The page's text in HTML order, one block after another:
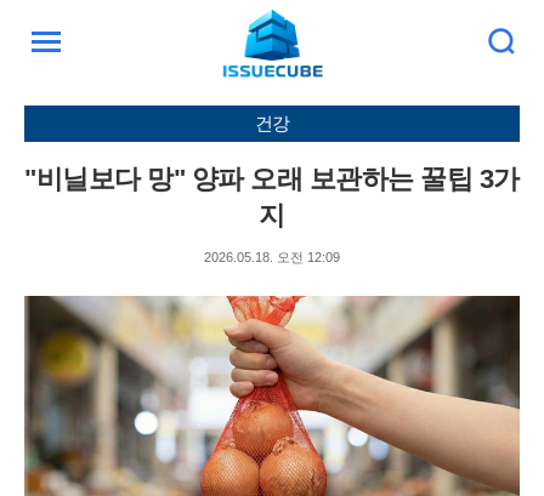
검
주
서
메
건강
"비닐보다 망" 양파 오래 보관하는 꿀팁 3가
지
2026.05.18. 오전 12:09